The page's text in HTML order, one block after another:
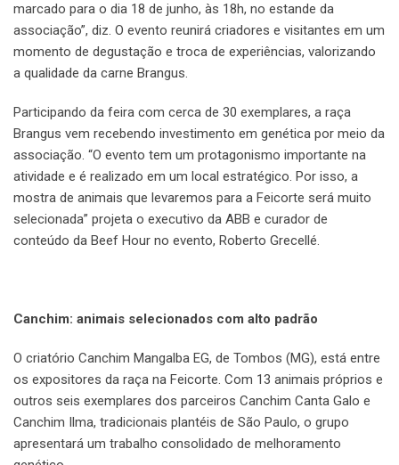
marcado para o dia 18 de junho, às 18h, no estande da
associação”, diz. O evento reunirá criadores e visitantes em um
momento de degustação e troca de experiências, valorizando
a qualidade da carne Brangus.
Participando da feira com cerca de 30 exemplares, a raça
Brangus vem recebendo investimento em genética por meio da
associação. “O evento tem um protagonismo importante na
atividade e é realizado em um local estratégico. Por isso, a
mostra de animais que levaremos para a Feicorte será muito
selecionada” projeta o executivo da ABB e curador de
conteúdo da Beef Hour no evento, Roberto Grecellé.
Canchim: animais selecionados com alto padrão
O criatório Canchim Mangalba EG, de Tombos (MG), está entre
os expositores da raça na Feicorte. Com 13 animais próprios e
outros seis exemplares dos parceiros Canchim Canta Galo e
Canchim Ilma, tradicionais plantéis de São Paulo, o grupo
apresentará um trabalho consolidado de melhoramento